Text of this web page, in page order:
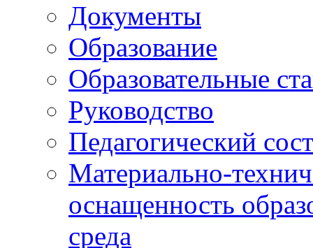
Документы
Образование
Образовательные
Руководство
Педагогический
Материально-
оснащенность
среда